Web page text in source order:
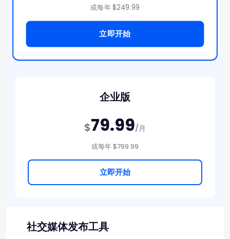
或每年 $249.99
立即开始
企业版
$79.99/月
或每年 $799.99
立即开始
社交媒体发布工具